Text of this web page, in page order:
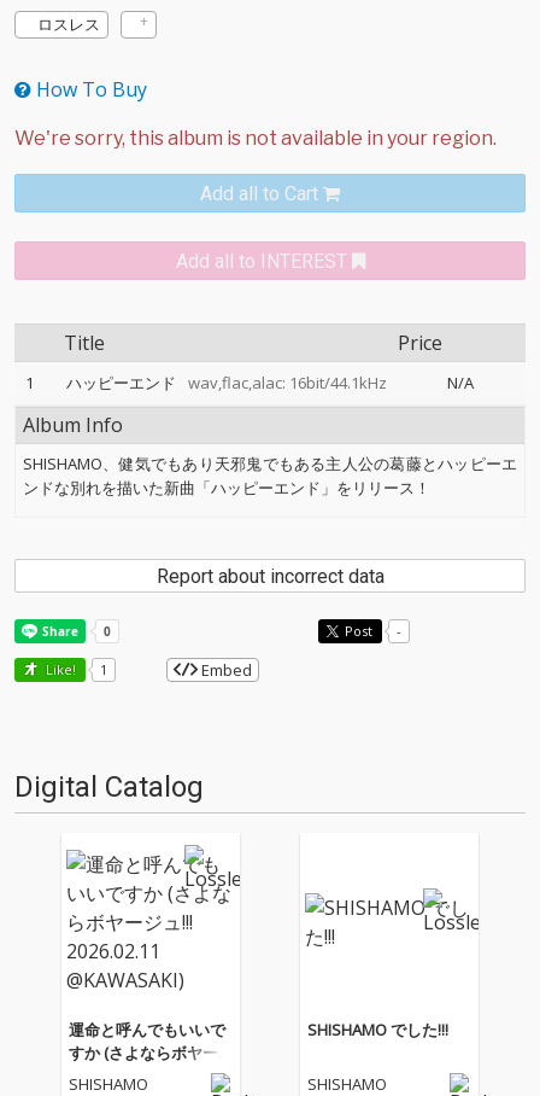
ロスレス
How To Buy
Add all to Cart
Add all to INTEREST
Title Price
1 ハッピーエンド wav,flac,alac: 16bit/44.1kHz N/A
Album Info
SHISHAMO、健気でもあり天邪鬼でもある主人公の葛藤とハッピーエ
ンドな別れを描いた新曲「ハッピーエンド」をリリース！
Report about incorrect data
Post -
Like! 1 Embed
Digital Catalog
運命と呼んでもいいで
すか (さよならボヤー
ジュ!!! 2026.02.11 @KA
SHISHAMO
SHISHAMO でした!!!
SHISHAMO